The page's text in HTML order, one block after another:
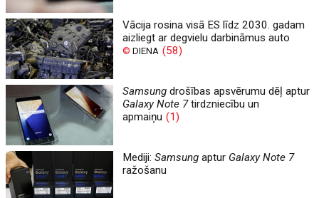
Vācija rosina visā ES līdz 2030. gadam
aizliegt ar degvielu darbināmus auto
© DIENA (58)
Samsung drošības apsvērumu dēļ aptur
Galaxy Note 7tirdzniecību un
apmaiņu (1)
Mediji:Samsung aptur Galaxy Note 7
ražošanu